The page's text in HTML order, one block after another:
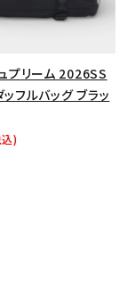
プリーム 2026SS
フルバッグ ブラッ
)